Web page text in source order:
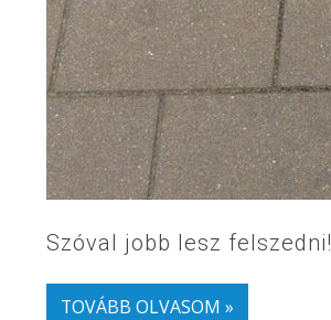
Szóval jobb lesz felszedni!
TOVÁBB OLVASOM »